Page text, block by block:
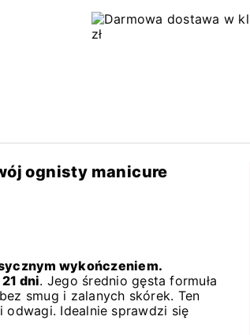
ognisty manicure
wykończeniem.
dni. Jego średnio gęsta formuła
smug i zalanych skórek. Ten
odwagi. Idealnie sprawdzi się